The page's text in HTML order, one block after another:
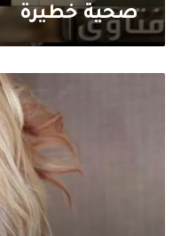
صحية خطيرة